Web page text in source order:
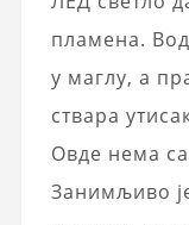
пламена.
у маглу, а
ствара
Овде нема
Занимљиво